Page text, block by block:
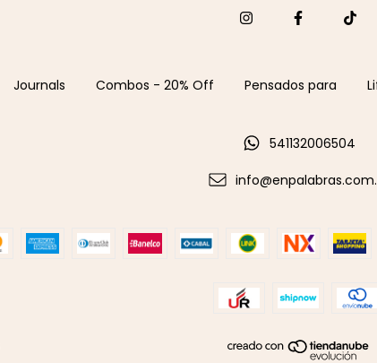
Journals Combos - 20% Off Pensados para
541132006504